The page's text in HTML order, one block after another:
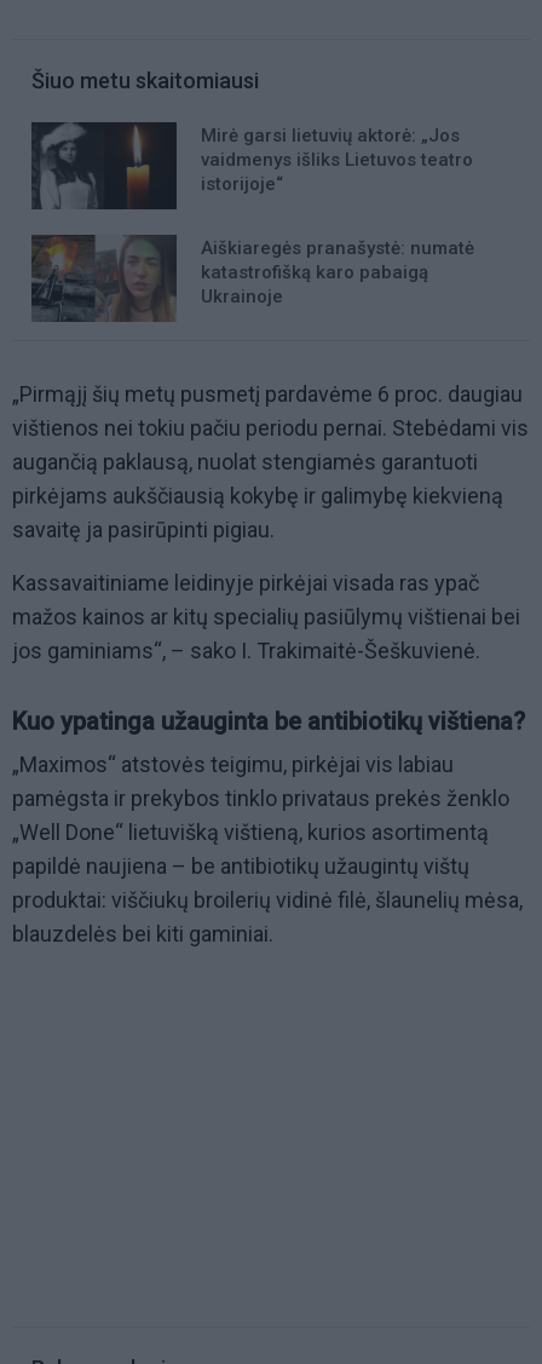
Šiuo metu skaitomiausi
Mirė garsi lietuvių aktorė: „Jos
vaidmenys išliks Lietuvos teatro
istorijoje“
Aiškiaregės pranašystė: numatė
katastrofišką karo pabaigą
Ukrainoje
„Pirmąjį šių metų pusmetį pardavėme 6 proc. daugiau
vištienos nei tokiu pačiu periodu pernai. Stebėdami vis
augančią paklausą, nuolat stengiamės garantuoti
pirkėjams aukščiausią kokybę ir galimybę kiekvieną
savaitę ja pasirūpinti pigiau.
Kassavaitiniame leidinyje pirkėjai visada ras ypač
mažos kainos ar kitų specialių pasiūlymų vištienai bei
jos gaminiams“, – sako I. Trakimaitė-Šeškuvienė.
Kuo ypatinga užauginta be antibiotikų vištiena?
„Maximos“ atstovės teigimu, pirkėjai vis labiau
pamėgsta ir prekybos tinklo privataus prekės ženklo
„Well Done“ lietuvišką vištieną, kurios asortimentą
papildė naujiena – be antibiotikų užaugintų vištų
produktai: viščiukų broilerių vidinė filė, šlaunelių mėsa,
blauzdelės bei kiti gaminiai.